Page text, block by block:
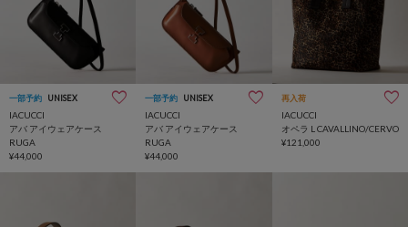
一部予約 UNISEX
IACUCCI
アバ アイウェアケース
RUGA
¥44,000
一部予約 UNISEX
IACUCCI
アバ アイウェアケース
RUGA
¥44,000
再入荷
IACUCCI
オペラ L CAVALLINO/CERVO
¥121,000